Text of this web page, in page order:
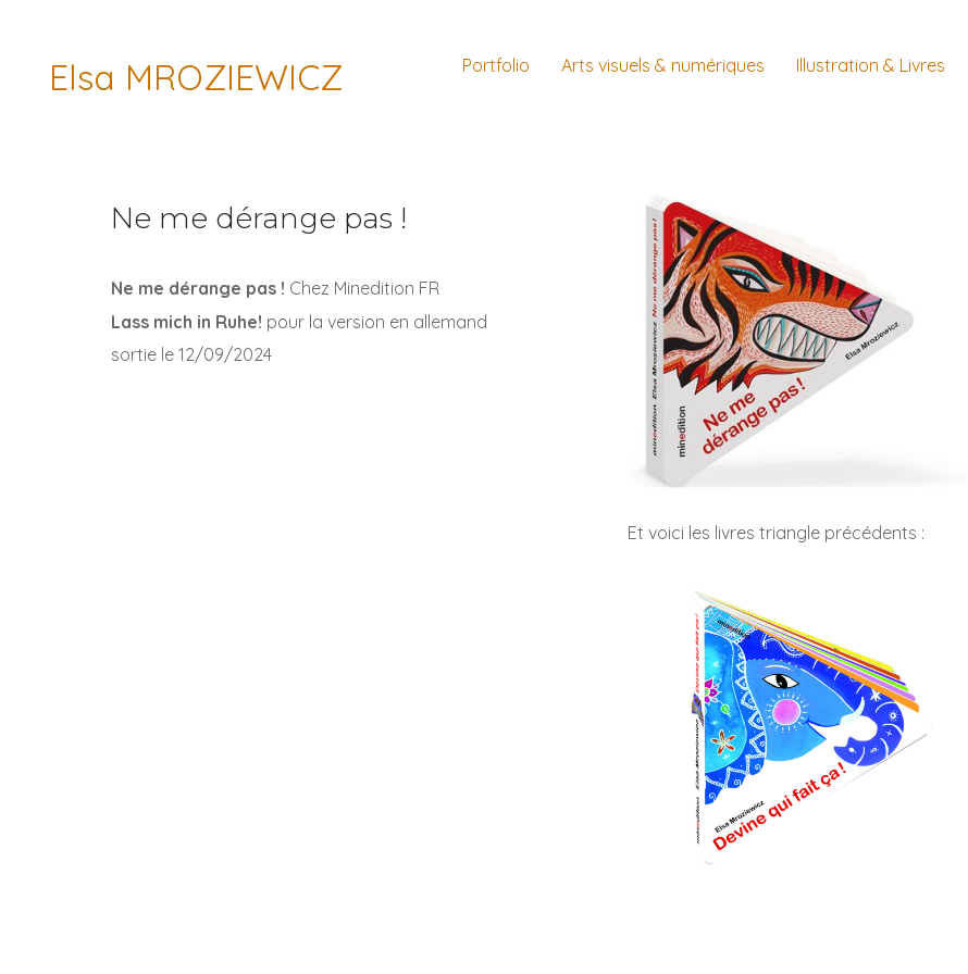
Elsa MROZIEWICZ Portfolio Arts visuels & numériques Illustration & Livres
Ne me dérange pas !
Ne me dérange pas ! Chez Minedition FR
Lass mich in Ruhe! pour la version en allemand
sortie le 12/09/2024
Et voici les livres triangle précédents :